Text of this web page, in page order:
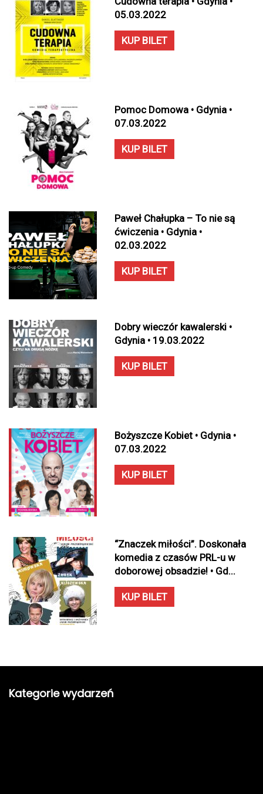
05.03.2022
KUP BILET
Pomoc Domowa • Gdynia •
07.03.2022
KUP BILET
Paweł Chałupka – To nie są
ćwiczenia • Gdynia •
02.03.2022
KUP BILET
Dobry wieczór kawalerski •
Gdynia • 19.03.2022
KUP BILET
Bożyszcze Kobiet • Gdynia •
07.03.2022
KUP BILET
“Znaczek miłości”. Doskonała
komedia z czasów PRL-u w
doborowej obsadzie! • Gd...
KUP BILET
Kategorie wydarzeń